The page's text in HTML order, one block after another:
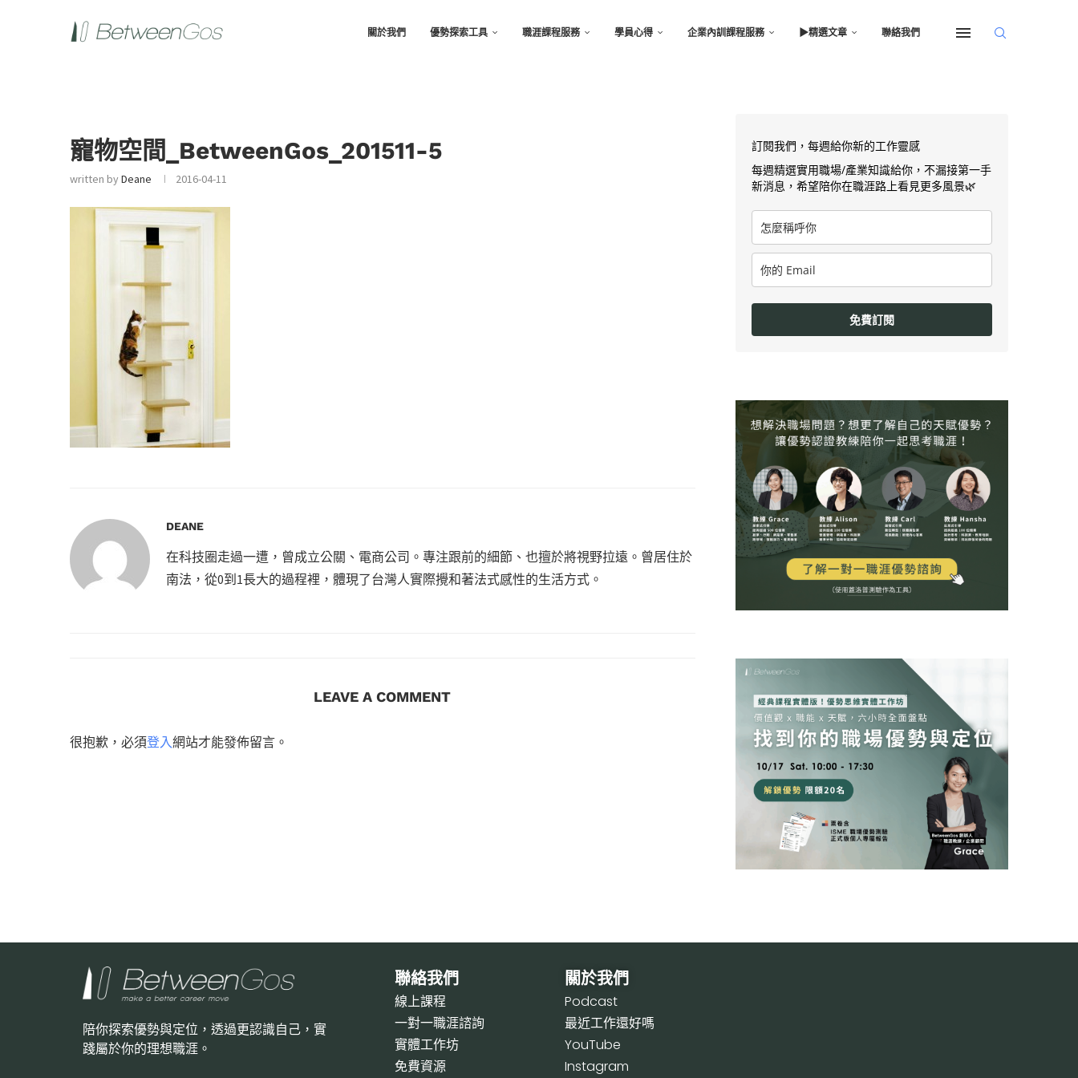
關於我們 優勢探索工具 職涯課程服務 學員心得 企業內訓課程服務 ▶︎精選文章 聯絡我們
寵物空間_BetweenGos_201511-5
written byDeane 2016-04-11
DEANE
在科技圈走過一遭，曾成立公關、電商公司。專注跟前的細節、也擅於將視野拉遠。曾居住於
南法，從0到1長大的過程裡，體現了台灣人實際攪和著法式感性的生活方式。
LEAVE A COMMENT
很抱歉，必須登入網站才能發佈留言。
訂閱我們，每週給你新的工作靈感
每週精選實用職場/產業知識給你，不漏接第一手
新消息，希望陪你在職涯路上看見更多風景🌿
免費訂閱
陪你探索優勢與定位，透過更認識自己，實
踐屬於你的理想職涯。
聯絡我們
線上課程
一對一職涯諮詢
實體工作坊
免費資源
關於我們
Podcast
最近工作還好嗎
YouTube
Instagram